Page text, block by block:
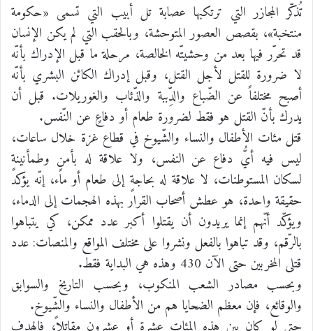
تُذكّر المجازر التي ترتكبها عصابة تل أبيب التي تسمى «حكومة
منتخبة»، بقصص العصور المتوحشة، وبالحقب التي لم يكن الإنسان
قد تحرّر فيها بعد من وحشيتّه الخالصة، مرحلة ما قبل الإدراك بأنّه
لا ضرورة للقتل لأجل القتل، وقبل إدراك الكائن البشري بأنّه
أصبح مختلفاً عن الضّباع والدِّببة والذّئاب والغوريلات. قبل أن
يدرك بأنّ القتل هو فقط لضرورة طعام أو دفاعٍ عن النّفس.
قتل مئات الأطفال والنساء والشّيوخ في قطاع غزة خلال ساعات،
ليس فيه أيُّ دفاع عن النفس، ولا علاقة له بأمنٍ وطمأنينةٍ
لسكان المستوطنات، لا علاقة له بحاجةٍ إلى طعام أو ماء، إنّه يؤكد
حقيقة واحدة، هو عطش أصحاب القرار بهذه الهجمات إلى الدماء،
ويؤكّد أنّهم إنما يريدون أن يقتلوا أكبر عدد ممكن، كي يتباهوا
بالرّقم، وقد تباهوا بالفعل ونشروا على مختلف المواقع والمنصات: عدد
قتلى المخربين حتى الآن 430 وهذه هي البداية فقط.
وبحسب مصادر الشعب المنكوب، وبحسب التاريخ والسوابق
والوقائع، فإن معظم الضحايا هم من الأطفال والنساء والشّيوخ.